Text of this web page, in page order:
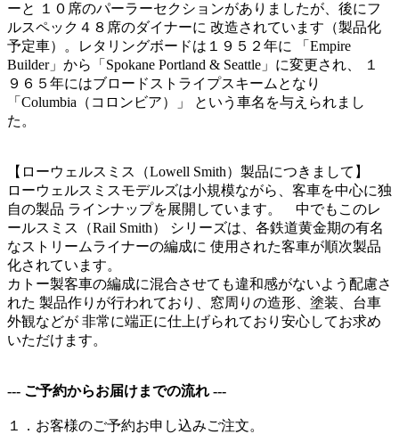
ーと １０席のパーラーセクションがありましたが、後にフ
ルスペック４８席のダイナーに 改造されています（製品化
予定車）。レタリングボードは１９５２年に 「Empire
Builder」から「Spokane Portland & Seattle」に変更され、 １
９６５年にはブロードストライプスキームとなり
「Columbia（コロンビア）」 という車名を与えられまし
た。
【ローウェルスミス（Lowell Smith）製品につきまして】
ローウェルスミスモデルズは小規模ながら、客車を中心に独
自の製品 ラインナップを展開しています。 中でもこのレ
ールスミス（Rail Smith） シリーズは、各鉄道黄金期の有名
なストリームライナーの編成に 使用された客車が順次製品
化されています。
カトー製客車の編成に混合させても違和感がないよう配慮さ
れた 製品作りが行われており、窓周りの造形、塗装、台車
外観などが 非常に端正に仕上げられており安心してお求め
いただけます。
--- ご予約からお届けまでの流れ ---
１．お客様のご予約お申し込みご注文。